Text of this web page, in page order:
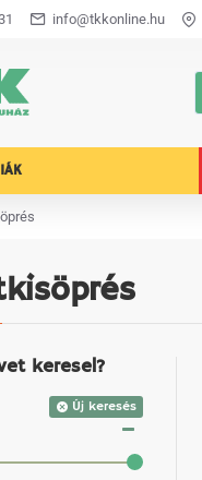
info@tkkonline.hu
keresel?
Új keresés